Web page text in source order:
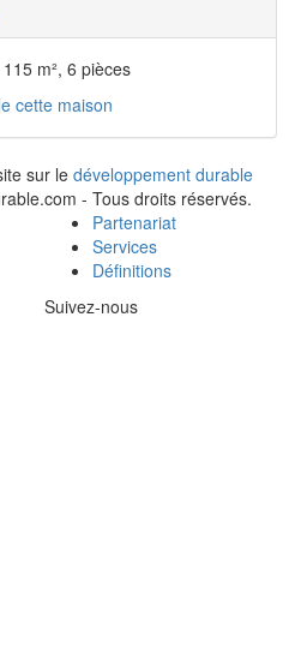
m², 6 pièces
cette maison
sur le développement durable
- Tous droits réservés.
Partenariat
Services
Définitions
Suivez-nous